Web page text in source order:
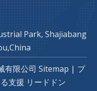
Park, Shajiabang
有限公司 Sitemap | プ
支援 リードドン